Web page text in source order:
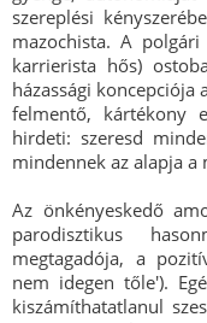
szereplési
mazochista. A
karrierista hős)
házassági
felmentő, kártékony
hirdeti: szeresd
mindennek az alapja a
Az önkényeskedő
parodisztikus
megtagadója, a
nem idegen tőle').
kiszámíthatatlanul